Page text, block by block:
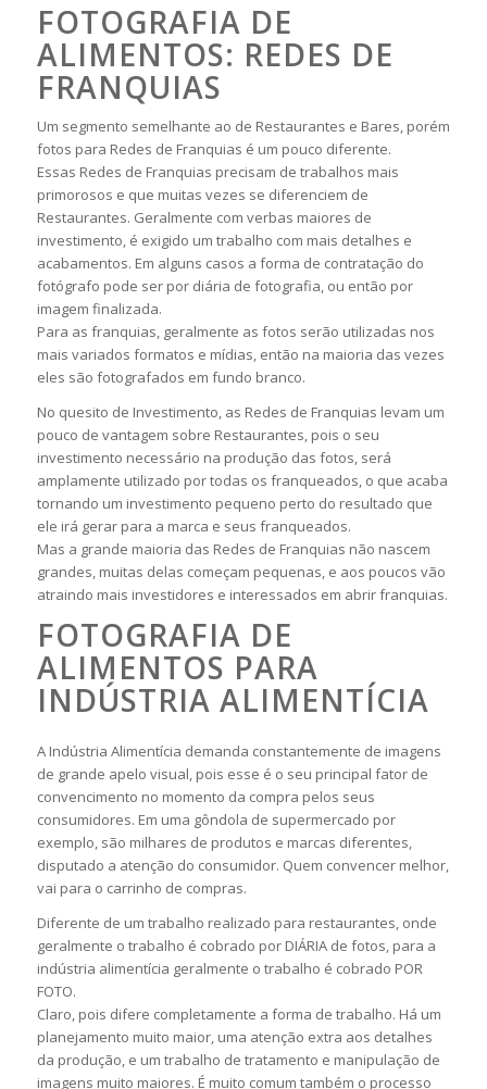
FOTOGRAFIA DE
ALIMENTOS: REDES DE
FRANQUIAS
Um segmento semelhante ao de Restaurantes e Bares, porém
fotos para Redes de Franquias é um pouco diferente.
Essas Redes de Franquias precisam de trabalhos mais
primorosos e que muitas vezes se diferenciem de
Restaurantes. Geralmente com verbas maiores de
investimento, é exigido um trabalho com mais detalhes e
acabamentos. Em alguns casos a forma de contratação do
fotógrafo pode ser por diária de fotografia, ou então por
imagem finalizada.
Para as franquias, geralmente as fotos serão utilizadas nos
mais variados formatos e mídias, então na maioria das vezes
eles são fotografados em fundo branco.
No quesito de Investimento, as Redes de Franquias levam um
pouco de vantagem sobre Restaurantes, pois o seu
investimento necessário na produção das fotos, será
amplamente utilizado por todas os franqueados, o que acaba
tornando um investimento pequeno perto do resultado que
ele irá gerar para a marca e seus franqueados.
Mas a grande maioria das Redes de Franquias não nascem
grandes, muitas delas começam pequenas, e aos poucos vão
atraindo mais investidores e interessados em abrir franquias.
FOTOGRAFIA DE
ALIMENTOS PARA
INDÚSTRIA ALIMENTÍCIA
A Indústria Alimentícia demanda constantemente de imagens
de grande apelo visual, pois esse é o seu principal fator de
convencimento no momento da compra pelos seus
consumidores. Em uma gôndola de supermercado por
exemplo, são milhares de produtos e marcas diferentes,
disputado a atenção do consumidor. Quem convencer melhor,
vai para o carrinho de compras.
Diferente de um trabalho realizado para restaurantes, onde
geralmente o trabalho é cobrado por DIÁRIA de fotos, para a
indústria alimentícia geralmente o trabalho é cobrado POR
FOTO.
Claro, pois difere completamente a forma de trabalho. Há um
planejamento muito maior, uma atenção extra aos detalhes
da produção, e um trabalho de tratamento e manipulação de
imagens muito maiores. É muito comum também o processo